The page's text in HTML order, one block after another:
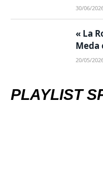
30/06/
« La
Meda
20/05/
PLAYLIST